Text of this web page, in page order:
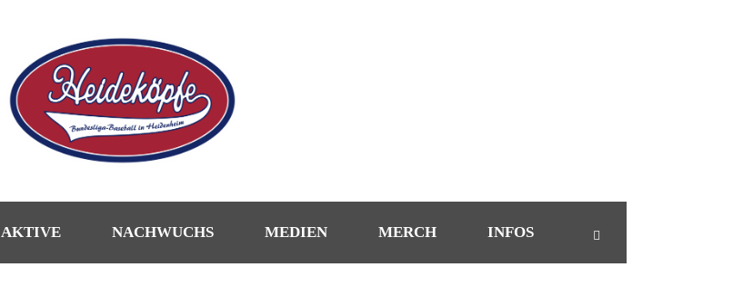
AKTIVE NACHWUCHS MEDIEN MERCH INFOS